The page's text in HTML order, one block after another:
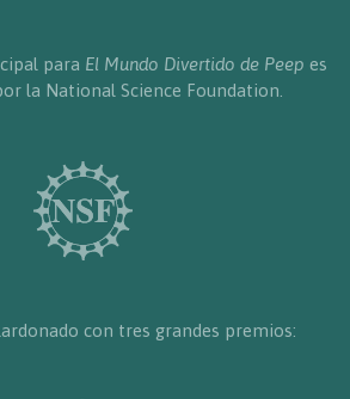
para El Mundo Divertido de Peep es
la National Science Foundation.
con tres grandes premios: